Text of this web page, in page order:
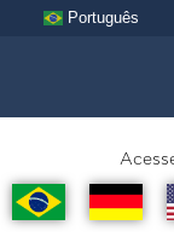
Português